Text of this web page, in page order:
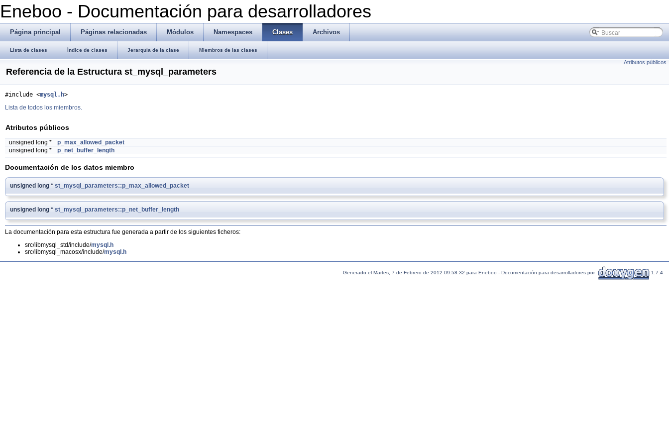
Eneboo - Documentación para desarrolladores
Página principal Páginas relacionadas Módulos Namespaces Clases Archivos
Lista de clases Índice de clases Jerarquía de la clase Miembros de las clases
Atributos públicos
Referencia de la Estructura st_mysql_parameters
#include <mysql.h>
Lista de todos los miembros.
Atributos públicos
unsigned long *
p_max_allowed_packet
unsigned long *
p_net_buffer_length
Documentación de los datos miembro
unsigned long * st_mysql_parameters::p_max_allowed_packet
unsigned long * st_mysql_parameters::p_net_buffer_length
La documentación para esta estructura fue generada a partir de los siguientes ficheros:
src/libmysql_std/include/mysql.h
src/libmysql_macosx/include/mysql.h
Generado el Martes, 7 de Febrero de 2012 09:58:32 para Eneboo - Documentación para desarrolladores por 1.7.4